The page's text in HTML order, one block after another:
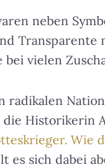
neben
bei vielen
Historikerin
Wie
es sich dabei